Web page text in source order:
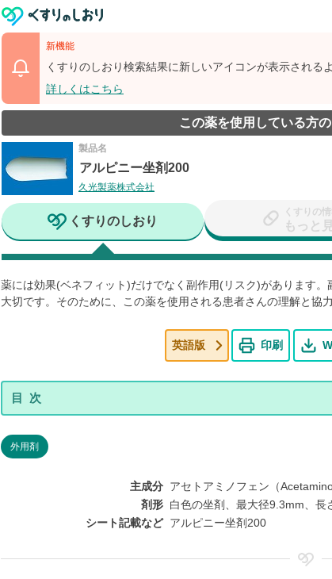
新機能
くすりのしおり検索結果に新しいアイコンが表示される
詳しくはこちら
この薬を使用している方
製品名
アルピニー坐剤200
久光製薬株式会社
くすりのしおり
くすりの
もっと
薬には効果(ベネフィット)だけでなく副作用(リスク)があります
大切です。そのために、この薬を使用される患者さんの理解と協力
英語版 印刷
外用剤
主成分 アセトアミノフェン（
剤形 白色の坐剤、最大径9.3mm、長
シート記載など アルピニー坐剤200